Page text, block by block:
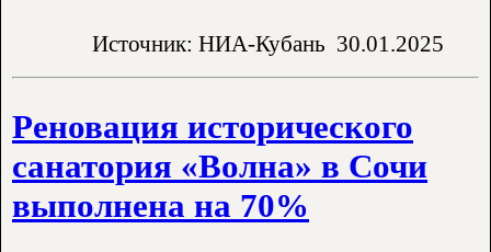
Источник: НИА-Кубань 30.01.2025
Реновация исторического
санатория «Волна» в Сочи
выполнена на 70%